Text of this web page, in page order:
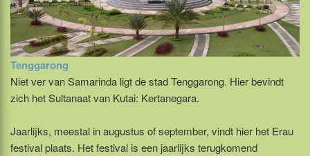
Tenggarong
Niet ver van Samarinda ligt de stad Tenggarong. Hier bevindt
zich het Sultanaat van Kutai: Kertanegara.
Jaarlijks, meestal in augustus of september, vindt hier het Erau
festival plaats. Het festival is een jaarlijks terugkomend